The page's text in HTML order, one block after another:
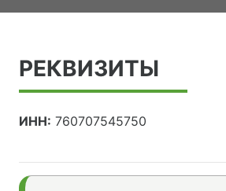
РЕКВИЗИТЫ
ИНН: 760707545750